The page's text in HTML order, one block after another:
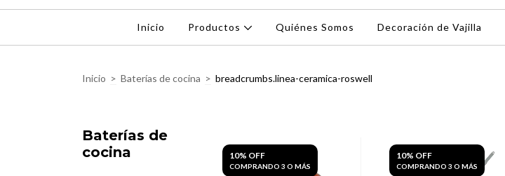
Inicio Productos Quiénes Somos Decoración de Vajilla
Inicio > Baterías de cocina > breadcrumbs.linea-ceramica-roswell
Baterías de
cocina
10% OFF
COMPRANDO 3 O MÁS
10% OFF
COMPRANDO 3 O MÁS